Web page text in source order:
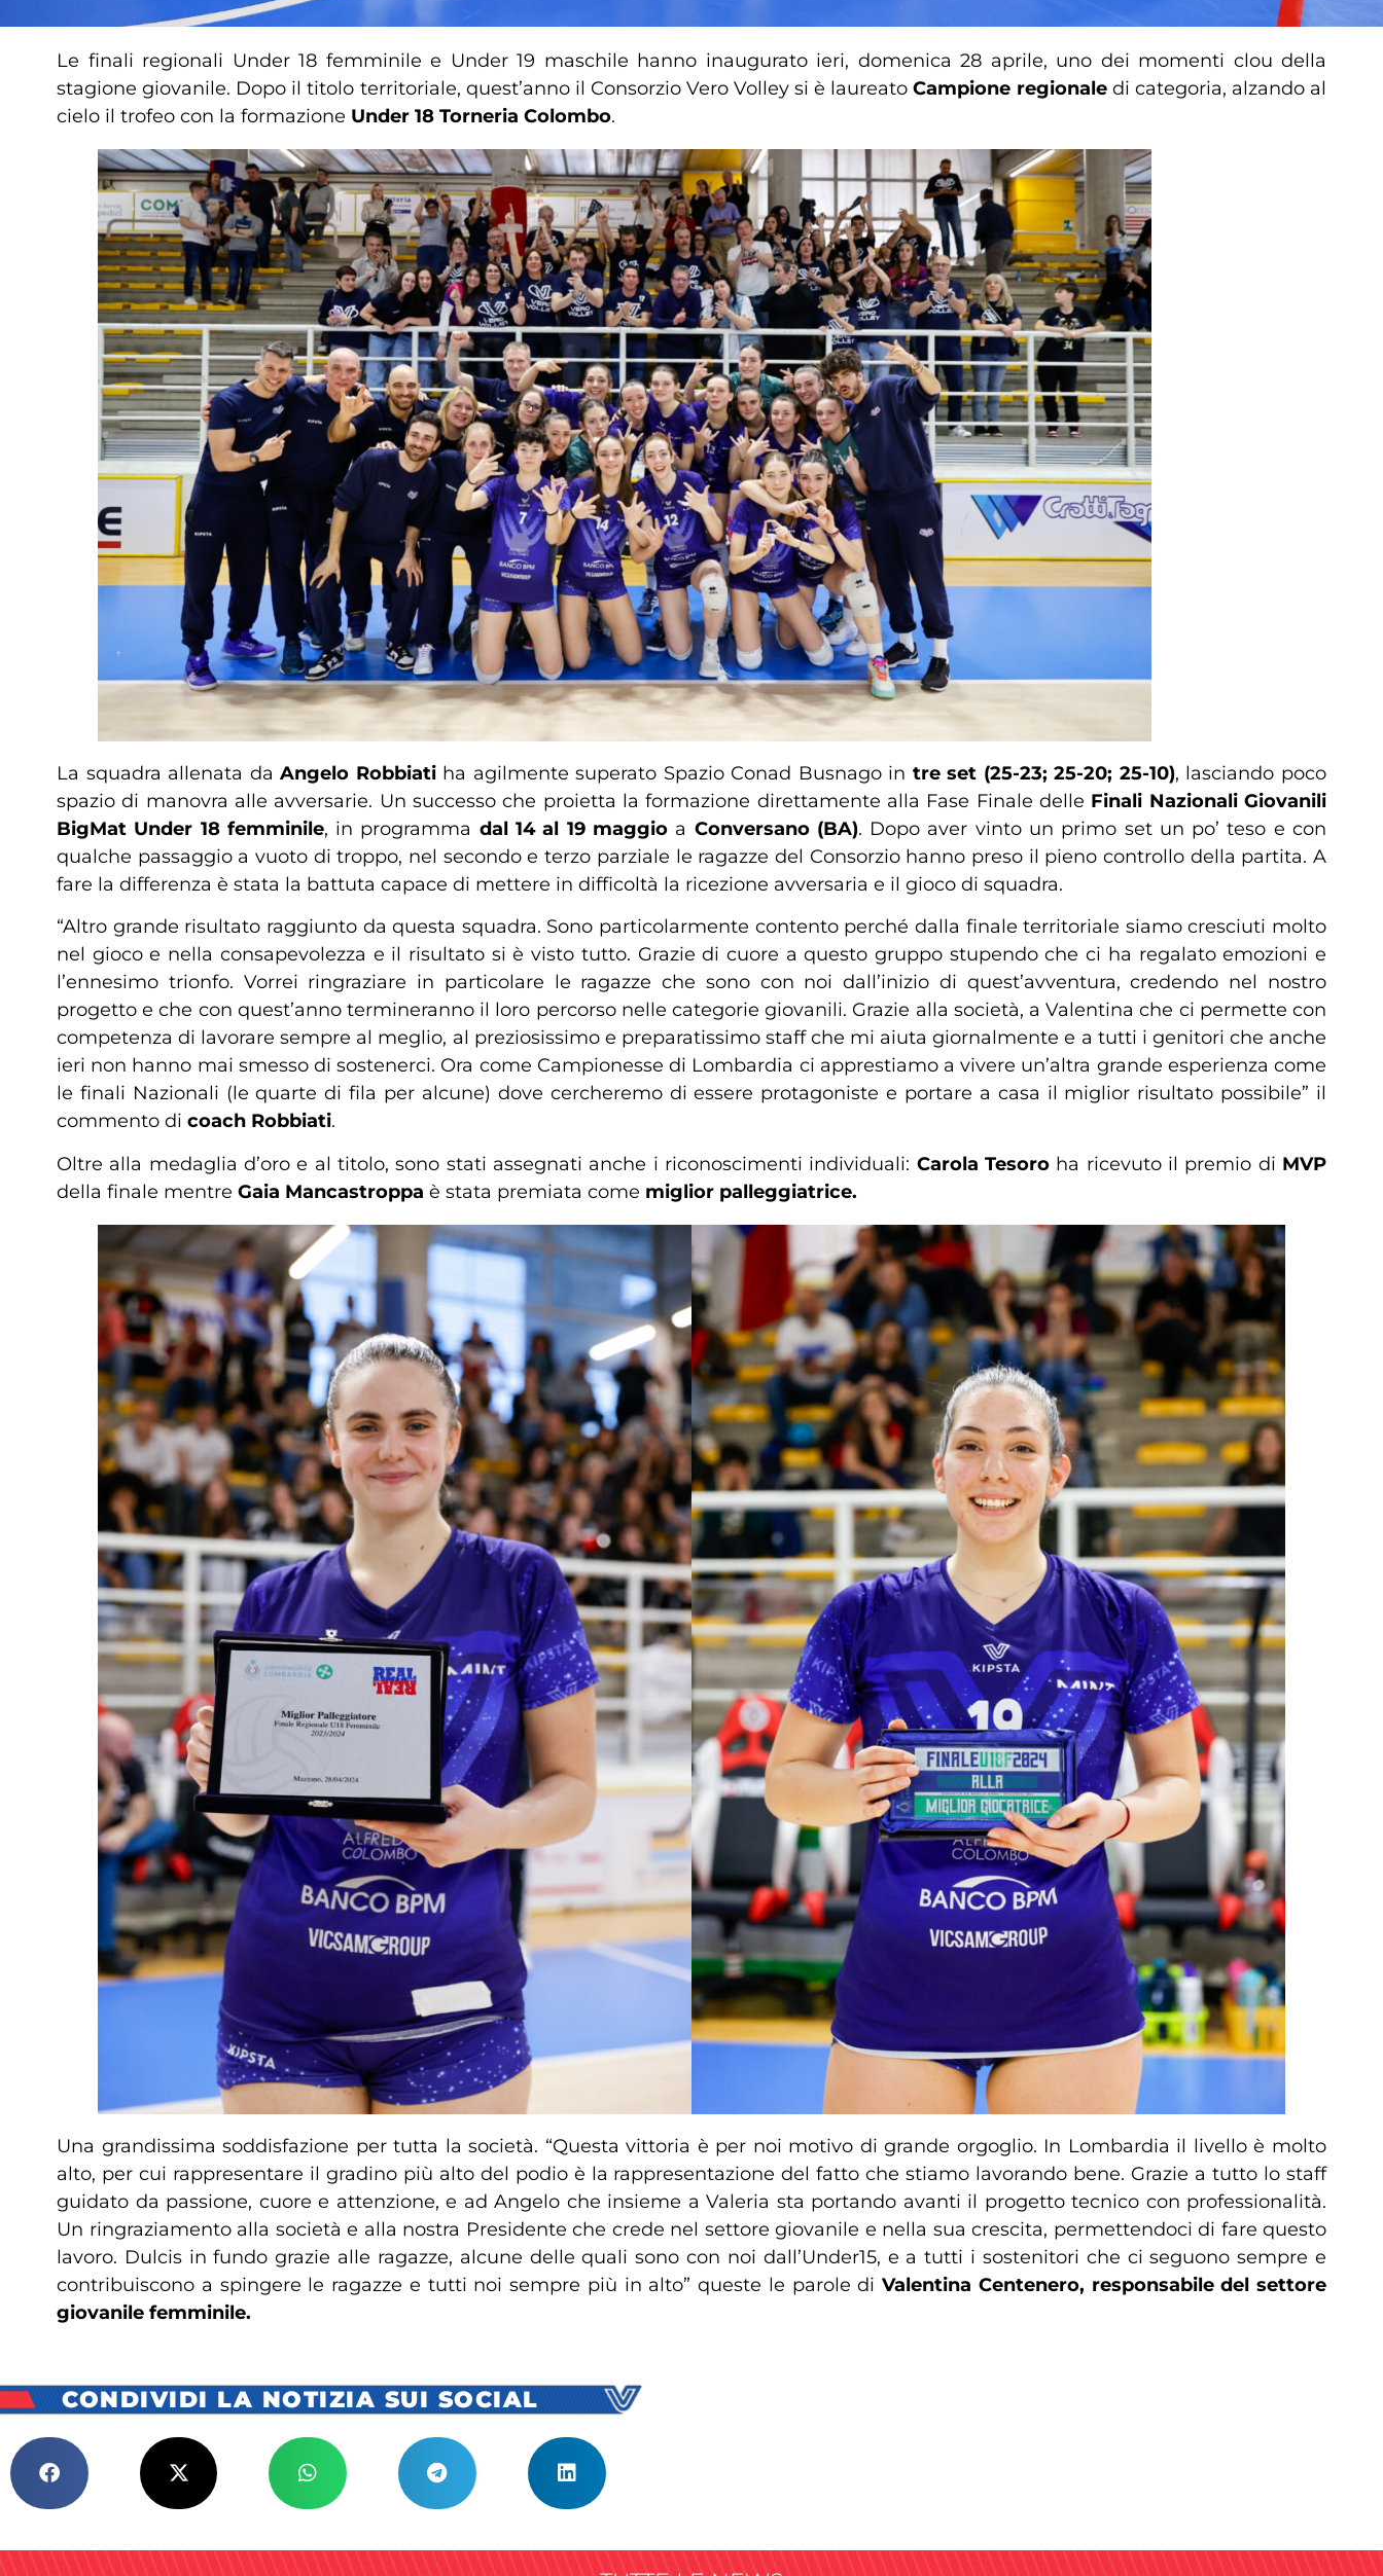
Le finali regionali Under 18 femminile e Under 19 maschile hanno inaugurato ieri, domenica 28 aprile, uno dei momenti clou della
stagione giovanile. Dopo il titolo territoriale, quest’anno il Consorzio Vero Volley si è laureatoCampione regionaledi categoria, alzando al
cielo il trofeo con la formazione Under 18 Torneria Colombo.
La squadra allenata daAngelo Robbiati ha agilmente superato Spazio Conad Busnago in tre set (25-23; 25-20; 25-10), lasciando poco
spazio di manovra alle avversarie. Un successo che proietta la formazione direttamente alla Fase Finale delle Finali Nazionali Giovanili
BigMat Under 18 femminile, in programma dal 14 al 19 maggioa Conversano (BA). Dopo aver vinto un primo set un po’ teso e con
qualche passaggio a vuoto di troppo, nel secondo e terzo parziale le ragazze del Consorzio hanno preso il pieno controllo della partita. A
fare la differenza è stata la battuta capace di mettere in difficoltà la ricezione avversaria e il gioco di squadra.
“Altro grande risultato raggiunto da questa squadra. Sono particolarmente contento perché dalla finale territoriale siamo cresciuti molto
nel gioco e nella consapevolezza e il risultato si è visto tutto. Grazie di cuore a questo gruppo stupendo che ci ha regalato emozioni e
l’ennesimo trionfo. Vorrei ringraziare in particolare le ragazze che sono con noi dall’inizio di quest’avventura, credendo nel nostro
progetto e che con quest’anno termineranno il loro percorso nelle categorie giovanili. Grazie alla società, a Valentina che ci permette con
competenza di lavorare sempre al meglio, al preziosissimo e preparatissimo staff che mi aiuta giornalmente e a tutti i genitori che anche
ieri non hanno mai smesso di sostenerci. Ora come Campionesse di Lombardia ci apprestiamo a vivere un’altra grande esperienza come
le finali Nazionali (le quarte di fila per alcune) dove cercheremo di essere protagoniste e portare a casa il miglior risultato possibile” il
commento di coach Robbiati.
Oltre alla medaglia d’oro e al titolo, sono stati assegnati anche i riconoscimenti individuali: Carola Tesoro ha ricevuto il premio di MVP
della finale mentre Gaia Mancastroppa è stata premiata come miglior palleggiatrice.
Una grandissima soddisfazione per tutta la società. “Questa vittoria è per noi motivo di grande orgoglio. In Lombardia il livello è molto
alto, per cui rappresentare il gradino più alto del podio è la rappresentazione del fatto che stiamo lavorando bene. Grazie a tutto lo staff
guidato da passione, cuore e attenzione, e ad Angelo che insieme a Valeria sta portando avanti il progetto tecnico con professionalità.
Un ringraziamento alla società e alla nostra Presidente che crede nel settore giovanile e nella sua crescita, permettendoci di fare questo
lavoro. Dulcis in fundo grazie alle ragazze, alcune delle quali sono con noi dall’Under15, e a tutti i sostenitori che ci seguono sempre e
contribuiscono a spingere le ragazze e tutti noi sempre più in alto” queste le parole di Valentina Centenero, responsabile del settore
giovanile femminile.
CONDIVIDI LA NOTIZIA SUI SOCIAL